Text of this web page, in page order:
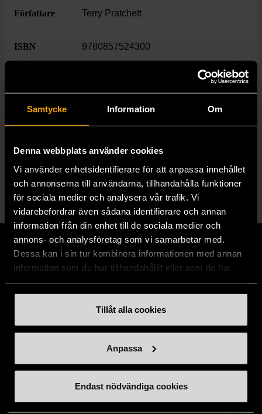
Samtycke Information Om
Denna webbplats använder cookies
Vi använder enhetsidentifierare för att anpassa innehållet
och annonserna till användarna, tillhandahålla funktioner
för sociala medier och analysera vår trafik. Vi
vidarebefordrar även sådana identifierare och annan
information från din enhet till de sociala medier och
annons- och analysföretag som vi samarbetar med.
Dessa kan i sin tur kombinera informationen med annan
information som du har tillhandahållit eller som de har
Tillåt alla cookies
Anpassa
Endast nödvändiga cookies
Författare Terry Pratchett
ISBN 9780857524300
Läs mer om hur vi bedömer
Stöd oss
Handla second hand online